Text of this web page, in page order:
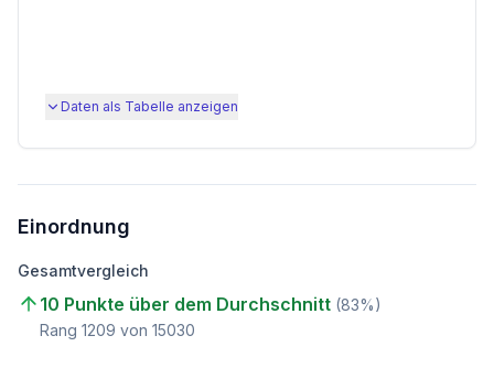
Daten als Tabelle anzeigen
Einordnung
Gesamtvergleich
10 Punkte über dem Durchschnitt (83%)
Rang 1209 von 15030